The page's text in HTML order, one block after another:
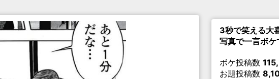
3秒で笑える大
写真で一言ボ
ボケ投稿数
お題投稿数